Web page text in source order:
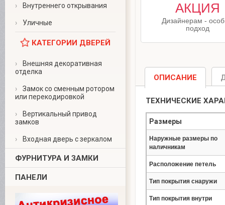
› Внутреннего открывания
› Уличные
КАТЕГОРИИ ДВЕРЕЙ
›
Внешняя декоративная
отделка
›
Замок со сменным ротором
или перекодировкой
›
Вертикальный привод
замков
› Входная дверь с зеркалом
ФУРНИТУРА И ЗАМКИ
ПАНЕЛИ
АКЦИЯ
Дизайнерам -
подход
Для дизайнеров,
выбравших
нас в качестве
поставщиков
особые условия.
менеджерам
(8-499-340-55-
ОПИСАНИЕ
ТЕХНИЧЕСКИЕ
Размеры
Наружные размеры по
наличникам
Расположение петель
Тип покрытия снаружи
Тип покрытия внутри